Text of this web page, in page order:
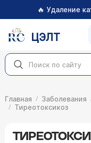
🔥 Удаление
ЦЭЛТ
Главная Заболевания
Тиреотоксикоз